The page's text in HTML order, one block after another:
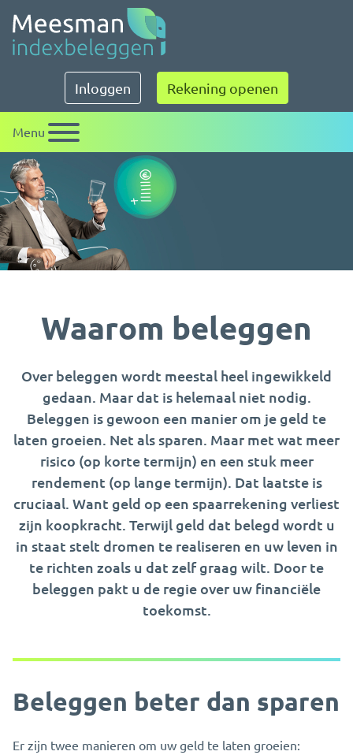
Meesman indexbeleggen
Inloggen Rekening openen
Menu
Waarom beleggen
Over beleggen wordt meestal heel ingewikkeld
gedaan. Maar dat is helemaal niet nodig.
Beleggen is gewoon een manier om je geld te
laten groeien. Net als sparen. Maar met wat meer
risico (op korte termijn) en een stuk meer
rendement (op lange termijn). Dat laatste is
cruciaal. Want geld op een spaarrekening verliest
zijn koopkracht. Terwijl geld dat belegd wordt u
in staat stelt dromen te realiseren en uw leven in
te richten zoals u dat zelf graag wilt. Door te
beleggen pakt u de regie over uw financiële
toekomst.
Beleggen beter dan sparen
Er zijn twee manieren om uw geld te laten groeien: